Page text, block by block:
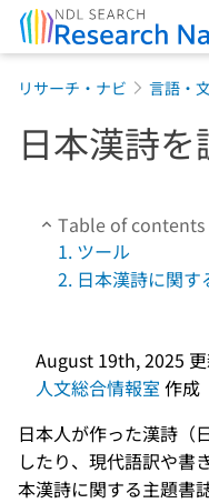
リサーチ・ナビ 言語・
日本漢詩を
Table of contents
1. ツール
2. 日本漢詩に関す
August 19th, 2025
人文総合情報室 作成
日本人が作った漢詩（
したり、現代語訳や書
本漢詩に関する主題書